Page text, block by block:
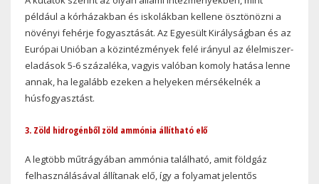
például a kórházakban és iskolákban kellene ösztönözni a
növényi fehérje fogyasztását. Az Egyesült Királyságban és az
Európai Unióban a közintézmények felé irányul az élelmiszer-
eladások 5-6 százaléka, vagyis valóban komoly hatása lenne
annak, ha legalább ezeken a helyeken mérsékelnék a
húsfogyasztást.
3. Zöld hidrogénből zöld ammónia állítható elő
A legtöbb műtrágyában ammónia található, amit földgáz
felhasználásával állítanak elő, így a folyamat jelentős